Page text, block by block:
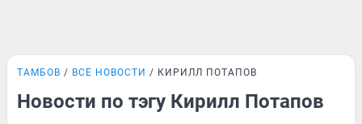
ТАМБОВ ВСЕ НОВОСТИ КИРИЛЛ ПОТАПОВ
Новости по тэгу Кирилл Потапов